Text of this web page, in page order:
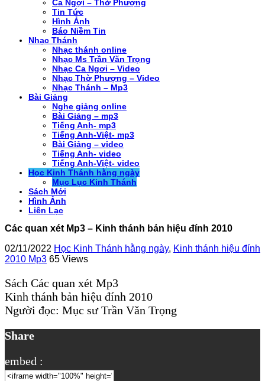
Ca Ngợi – Thờ Phượng
Tin Tức
Hình Ảnh
Báo Niềm Tin
Nhạc Thánh
Nhạc thánh online
Nhạc Ms Trần Văn Trọng
Nhạc Ca Ngơi – Video
Nhạc Thờ Phượng – Video
Nhạc Thánh – Mp3
Bài Giảng
Nghe giảng online
Bài Giảng – mp3
Tiếng Anh- mp3
Tiếng Anh-Việt- mp3
Bài Giảng – video
Tiếng Anh- video
Tiếng Anh-Việt- video
Học Kinh Thánh hằng ngày
Mục Lục Kinh Thánh
Sách Mới
Hình Ảnh
Liên Lạc
Các quan xét Mp3 – Kinh thánh bản hiệu đính 2010
02/11/2022 Học Kinh Thánh hằng ngày, Kinh thánh hiệu đính
2010 Mp3 65 Views
Sách Các quan xét Mp3
Kinh thánh bản hiệu đính 2010
Người đọc: Mục sư Trần Văn Trọng
Share
embed :